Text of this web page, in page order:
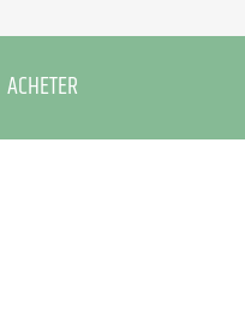
ACHETER